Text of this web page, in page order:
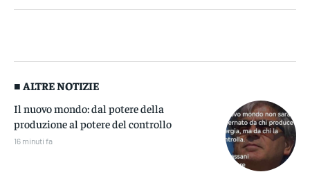
■ ALTRE NOTIZIE
Il nuovo mondo: dal potere della
produzione al potere del controllo
16 minuti fa